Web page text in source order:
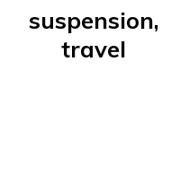
suspension,
travel